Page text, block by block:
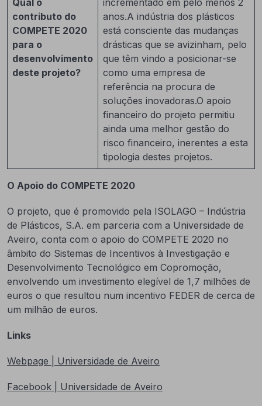
Qual o
contributo do
COMPETE 2020
para o
desenvolvimento
deste projeto?
incrementado em pelo menos 2
anos.A indústria dos plásticos
está consciente das mudanças
drásticas que se avizinham, pelo
que têm vindo a posicionar-se
como uma empresa de
referência na procura de
soluções inovadoras.O apoio
financeiro do projeto permitiu
ainda uma melhor gestão do
risco financeiro, inerentes a esta
tipologia destes projetos.
O Apoio do COMPETE 2020
O projeto, que é promovido pela ISOLAGO – Indústria
de Plásticos, S.A. em parceria com a Universidade de
Aveiro, conta com o apoio do COMPETE 2020 no
âmbito do Sistemas de Incentivos à Investigação e
Desenvolvimento Tecnológico em Copromoção,
envolvendo um investimento elegível de 1,7 milhões de
euros o que resultou num incentivo FEDER de cerca de
um milhão de euros.
Links
Webpage | Universidade de Aveiro
Facebook | Universidade de Aveiro